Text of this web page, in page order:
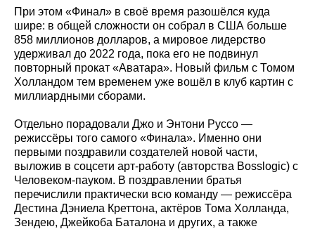
При этом «Финал» в своё время разошёлся куда
шире: в общей сложности он собрал в США больше
858 миллионов долларов, а мировое лидерство
удерживал до 2022 года, пока его не подвинул
повторный прокат «Аватара». Новый фильм с Томом
Холландом тем временем уже вошёл в клуб картин с
миллиардными сборами.
Отдельно порадовали Джо и Энтони Руссо —
режиссёры того самого «Финала». Именно они
первыми поздравили создателей новой части,
выложив в соцсети арт-работу (авторства Bosslogic) с
Человеком-пауком. В поздравлении братья
перечислили практически всю команду — режиссёра
Дестина Дэниела Креттона, актёров Тома Холланда,
Зендею, Джейкоба Баталона и других, а также